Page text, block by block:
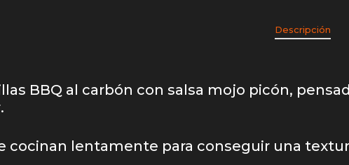
Descripción
BBQ al carbón con salsa mojo picón,
cocinan lentamente para conseguir una